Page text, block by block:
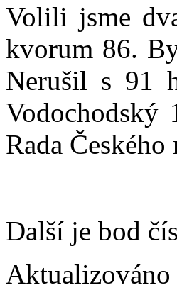
Volili jsme
kvorum 86.
Nerušil s 91
Vodochodský
Rada
Další je bod